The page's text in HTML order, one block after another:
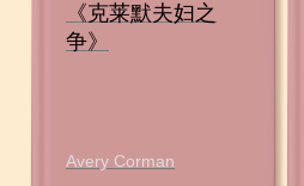
《克莱默夫妇之
争》
Avery Corman